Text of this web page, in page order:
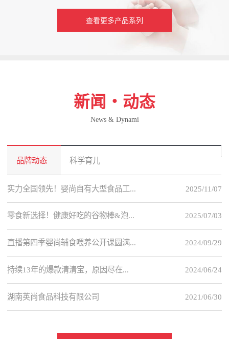
查看更多产品系列
新闻・动态
News & Dynami
品牌动态 科学育儿
2025/11/07
实力全国领先！婴尚自有大型食品工...
2025/07/03
零食新选择！健康好吃的谷物棒&泡...
2024/09/29
直播第四季婴尚辅食喂养公开课圆满...
2024/06/24
持续13年的爆款清清宝，原因尽在...
2021/06/30
湖南英尚食品科技有限公司